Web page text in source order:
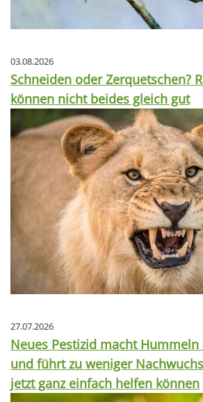
03.08.2026
Schneiden oder Zerquetschen?
können nicht beides gleich gut
27.07.2026
Neues Pestizid macht
und führt zu weniger
jetzt ganz einfach helfen können